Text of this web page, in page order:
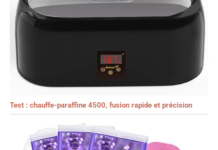
Test : chauffe-paraffine 4500, fusion rapide et précision